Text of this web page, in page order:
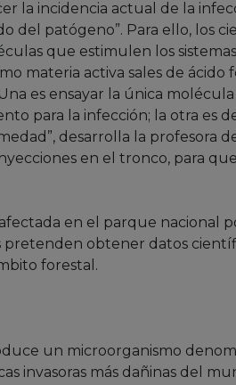
la incidencia actual de la
del patógeno”. Para ello, los
que estimulen los
materia activa sales de ácido
es ensayar la única
para la infección; la otra es
desarrolla la profesora
en el tronco, para
en el parque nacional
pretenden obtener datos
forestal.
un microorganismo
invasoras más dañinas del